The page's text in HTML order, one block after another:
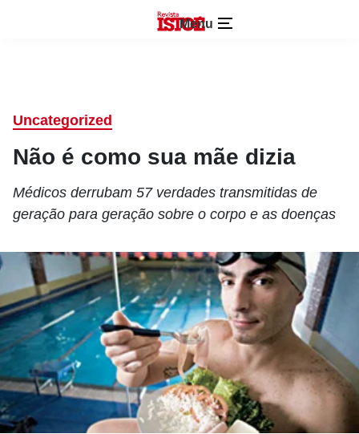
Menu
Uncategorized
Não é como sua mãe dizia
Médicos derrubam 57 verdades transmitidas de
geração para geração sobre o corpo e as doenças